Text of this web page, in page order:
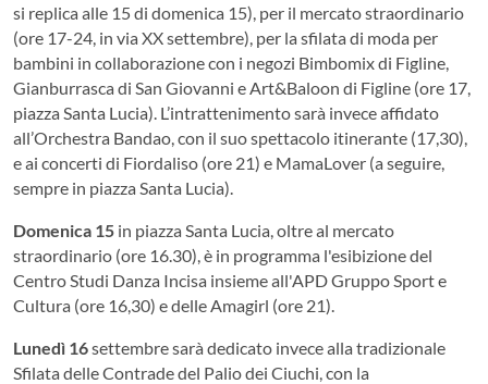
si replica alle 15 di domenica 15), per il mercato straordinario
(ore 17-24, in via XX settembre), per la sfilata di moda per
bambini in collaborazione con i negozi Bimbomix di Figline,
Gianburrasca di San Giovanni e Art&Baloon di Figline (ore 17,
piazza Santa Lucia). L’intrattenimento sarà invece affidato
all’Orchestra Bandao, con il suo spettacolo itinerante (17,30),
e ai concerti di Fiordaliso (ore 21) e MamaLover (a seguire,
sempre in piazza Santa Lucia).
Domenica 15 in piazza Santa Lucia, oltre al mercato
straordinario (ore 16.30), è in programma l'esibizione del
Centro Studi Danza Incisa insieme all'APD Gruppo Sport e
Cultura (ore 16,30) e delle Amagirl (ore 21).
Lunedì 16settembre sarà dedicato invece alla tradizionale
Sfilata delle Contrade del Palio dei Ciuchi, con la